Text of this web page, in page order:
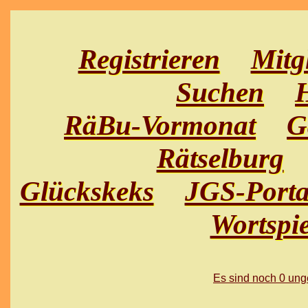
Registrieren
Suchen
RäBu-Vormonat
Rätselburg
Glückskeks
JGS-
Es sind noch 0